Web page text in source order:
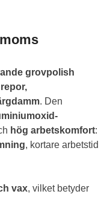
grovpolish
. Den
hög arbetskomfort:
, kortare arbetstid
vax, vilket betyder